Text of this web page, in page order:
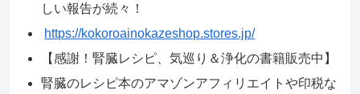
しい報告が続々！
https://kokoroainokazeshop.stores.jp/
【感謝！腎臓レシピ、気巡り＆浄化の書籍販売中】
腎臓のレシピ本のアマゾンアフィリエイトや印税な